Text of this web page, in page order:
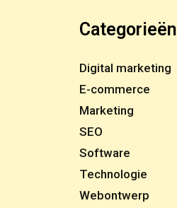
Categorieën
Digital marketing
E-commerce
Marketing
SEO
Software
Technologie
Webontwerp